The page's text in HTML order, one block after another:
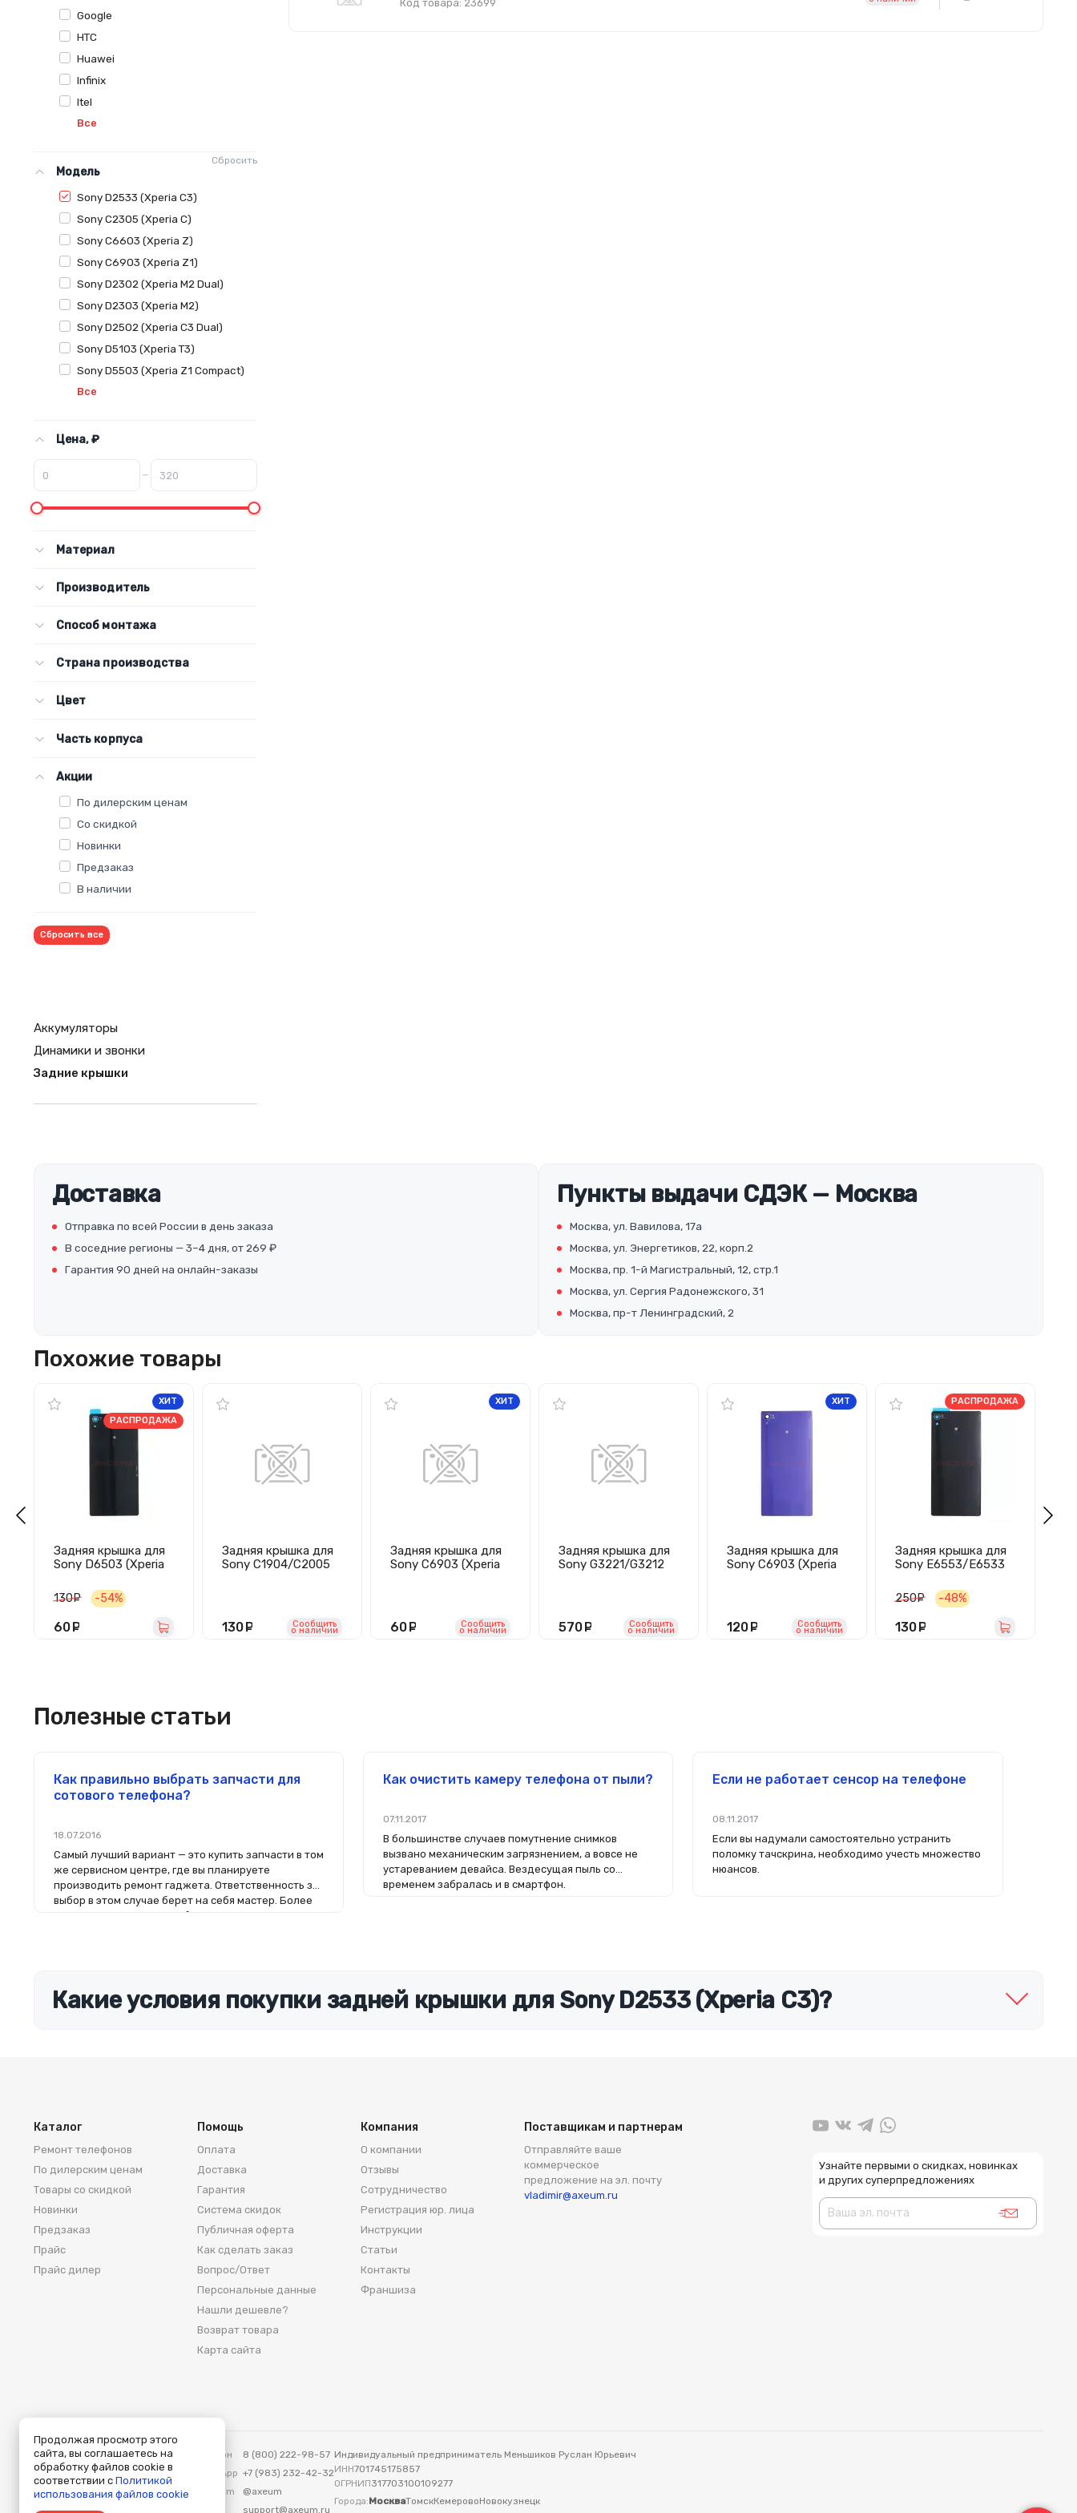
Google
HTC
Huawei
Infinix
Itel
Все
Сбросить
Модель
Sony D2533 (Xperia C3)
Sony C2305 (Xperia C)
Sony C6603 (Xperia Z)
Sony C6903 (Xperia Z1)
Sony D2302 (Xperia M2 Dual)
Sony D2303 (Xperia M2)
Sony D2502 (Xperia C3 Dual)
Sony D5103 (Xperia T3)
Sony D5503 (Xperia Z1 Compact)
Все
Цена, ₽
–
Материал
Производитель
Способ монтажа
Страна производства
Цвет
Часть корпуса
Акции
По дилерским ценам
Со скидкой
Новинки
Предзаказ
В наличии
Сбросить все
Аккумуляторы
Динамики и звонки
Задние крышки
Код товара: 23699
Доставка
Отправка по всей России в день заказа
В соседние регионы — 3–4 дня, от 269 ₽
Гарантия 90 дней на онлайн-заказы
Пункты выдачи СДЭК — Москва
Москва, ул. Вавилова, 17а
Москва, ул. Энергетиков, 22, корп.2
Москва, пр. 1-й Магистральный, 12, стр.1
Москва, ул. Сергия Радонежского, 31
Москва, пр-т Ленинградский, 2
Похожие товары
Задняя крышка для
Sony D6503 (Xperia
ХИТ
РАСПРОДАЖА
130 руб.
-54%
60
Задняя крышка для
Sony C1904/C2005
130 руб.
Сообщить
o наличии
Задняя крышка для
Sony C6903 (Xperia
ХИТ
60 руб.Сообщить
o наличии
Задняя крышка для
Sony G3221/G3212
570 руб.
Сообщить
o наличии
Задняя крышка для
Sony C6903 (Xperia
ХИТ
120 руб.
Сообщить
o наличии
Задняя крышка для
Sony E6553/E6533
(черная)
РАСПРОДАЖА
250 руб.
-48%
130
Полезные статьи
Как правильно выбрать запчасти для
сотового телефона?
18.07.2016
Самый лучший вариант — это купить запчасти в том
же сервисном центре, где вы планируете
производить ремонт гаджета. Ответственность за
выбор в этом случае берет на себя мастер. Более
того, на комплектующие будет распространяться
сориентироваться в разъемах, элементах
крепления, электрических параметрах и прочих
Как очистить камеру телефона от пыли?
07.11.2017
В большинстве случаев помутнение снимков
вызвано механическим загрязнением, а вовсе не
устареванием девайса. Вездесущая пыль со
временем забралась и в смартфон.
Если не работает сенсор на телефоне
08.11.2017
Если вы надумали самостоятельно устранить
поломку тачскрина, необходимо учесть множество
нюансов.
Какие условия покупки задней крышки для Sony D2533 (Xperia C3)?
Каталог
Ремонт телефонов
По дилерским ценам
Товары со скидкой
Новинки
Предзаказ
Прайс
Прайс дилер
Помощь
Оплата
Доставка
Гарантия
Система скидок
Публичная оферта
Как сделать заказ
Вопрос/Ответ
Персональные данные
Нашли дешевле?
Возврат товара
Карта сайта
Компания
О компании
Отзывы
Сотрудничество
Регистрация юр. лица
Инструкции
Статьи
Контакты
Франшиза
Поставщикам и партнерам
Отправляйте ваше
коммерческое
предложение на эл. почту
vladimir@axeum.ru
Узнайте первыми о скидках, новинках
и других суперпредложениях
Аксеум — Москва
115419, Москва, ул. Вавилова, д. 3
Телефон
8 (800) 222-98-57
WhatsApp +7 (983) 232-42-32
Telegram
@axeum
support@axeum.ru
Индивидуальный предприниматель Меньшиков Руслан Юрьевич
ИНН701745175857
ОГРНИП317703100109277
Города:МоскваТомскКемеровоНовокузнецк
Продолжая просмотр этого
сайта, вы соглашаетесь на
обработку файлов cookie в
соответствии сПолитикой
использования файлов cookie